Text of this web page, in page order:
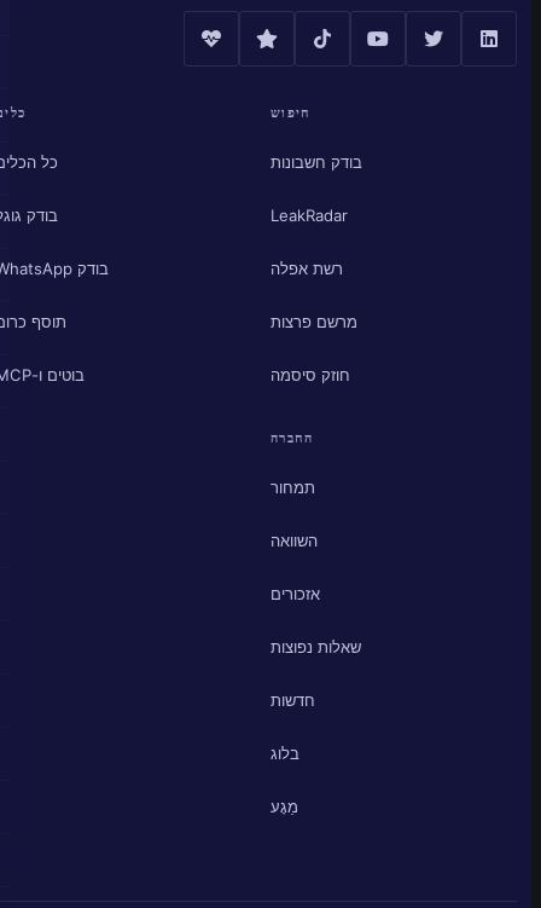
חיפוש
בודק חשבונות
LeakRadar
רשת אפלה
מרשם פרצות
חוזק סיסמה
כלים
כל הכלים
בודק גוגל
בודק WhatsApp
תוסף כרום
בוטים ו-MCP
החברה
תמחור
השוואה
אזכורים
שאלות נפוצות
חדשות
בלוג
מַגָע